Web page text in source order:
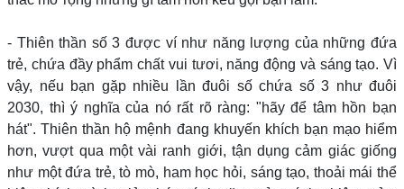
- Thiên thần số 3 được ví như năng lượng của những đứa
trẻ, chứa đầy phẩm chất vui tươi, năng động và sáng tạo. Vì
vậy, nếu bạn gặp nhiều lần đuôi số chứa số 3 như đuôi
2030, thì ý nghĩa của nó rất rõ ràng: "hãy để tâm hồn bạn
hát". Thiên thần hộ mệnh đang khuyến khích bạn mạo hiểm
hơn, vượt qua một vài ranh giới, tận dụng cảm giác giống
như một đứa trẻ, tò mò, ham học hỏi, sáng tạo, thoải mái thể